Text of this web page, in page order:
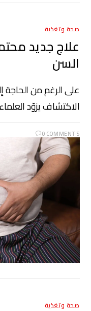
صحة وتغذية
علاج جديد
السن
على الرغم من الحاجة
الاكتشاف يزوّد
0 COMMENTS
صحة وتغذية